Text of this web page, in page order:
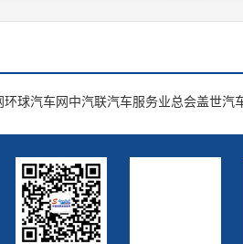
环球汽车网中汽联汽车服务业总会盖世汽